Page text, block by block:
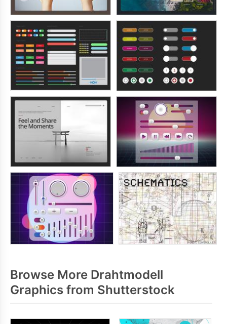
Browse More Drahtmodell
Graphics from Shutterstock